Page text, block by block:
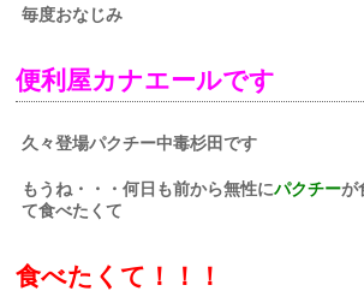
毎度おなじみ
便利屋カナエールです
久々登場パクチー中毒杉田です
もうね・・・何日も前から無性にパクチーが
て食べたくて
食べたくて！！！